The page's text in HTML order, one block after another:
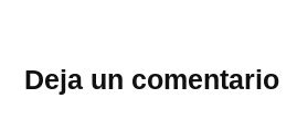
Deja un comentario